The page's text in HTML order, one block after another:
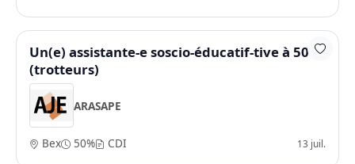
Un(e) assistante-e soscio-éducatif-tive à 50%
(trotteurs)
ARASAPE
Bex 50% CDI 13 juil.